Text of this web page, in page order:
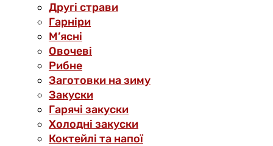
Другі страви
Гарніри
М’ясні
Овочеві
Рибне
Заготовки на зиму
Закуски
Гарячі закуски
Холодні закуски
Коктейлі та напої